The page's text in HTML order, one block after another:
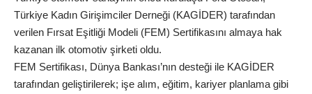
Türkiye Kadın Girişimciler Derneği (KAGİDER) tarafından
verilen Fırsat Eşitliği Modeli (FEM) Sertifikasını almaya hak
kazanan ilk otomotiv şirketi oldu.
FEM Sertifikası, Dünya Bankası’nın desteği ile KAGİDER
tarafından geliştirilerek; işe alım, eğitim, kariyer planlama gibi